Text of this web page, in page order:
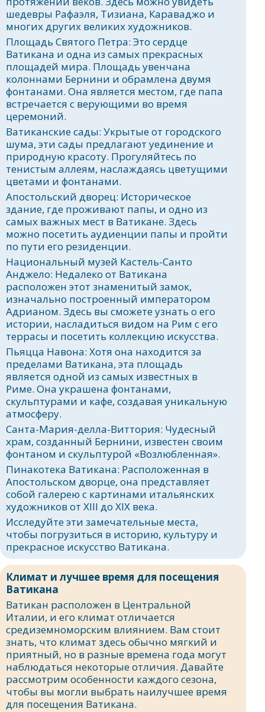
шедевры Рафаэля, Тизиана, Караваджо и
многих других великих художников.
Площадь Святого Петра: Это сердце
Ватикана и одна из самых прекрасных
площадей мира. Площадь увенчана
колоннами Бернини и обрамлена двумя
фонтанами. Она является местом, где папа
встречается с верующими во время
церемоний.
Ватиканские сады: Укрытые от городского
шума, эти сады предлагают уединение и
природную красоту. Прогуляйтесь по
тенистым аллеям, наслаждаясь цветущими
цветами и фонтанами.
Апостольский дворец: Историческое
здание, где проживают папы, и одно из
самых важных мест в Ватикане. Здесь
можно посетить аудиенции папы и пройти
по пути его резиденции.
Национальный музей Кастель-Санто
Анджело: Недалеко от Ватикана
расположен этот знаменитый замок,
изначально построенный императором
Адрианом. Здесь вы сможете узнать о его
истории, насладиться видом на Рим с его
террасы и посетить коллекцию искусства.
Пьяцца Навона: Хотя она находится за
пределами Ватикана, эта площадь
является одной из самых известных в
Риме. Она украшена фонтанами,
скульптурами и кафе, создавая уникальную
атмосферу.
Санта-Мария-делла-Виттория: Чудесный
храм, созданный Бернини, известен своим
фонтаном и скульптурой «Возлюбленная».
Пинакотека Ватикана: Расположенная в
Апостольском дворце, она представляет
собой галерею с картинами итальянских
художников от XIII до XIX века.
Исследуйте эти замечательные места,
чтобы погрузиться в историю, культуру и
прекрасное искусство Ватикана.
Климат и лучшее время для посещения
Ватикана
Ватикан расположен в Центральной
Италии, и его климат отличается
средиземноморским влиянием. Вам стоит
знать, что климат здесь обычно мягкий и
приятный, но в разные времена года могут
наблюдаться некоторые отличия. Давайте
рассмотрим особенности каждого сезона,
чтобы вы могли выбрать наилучшее время
для посещения Ватикана.